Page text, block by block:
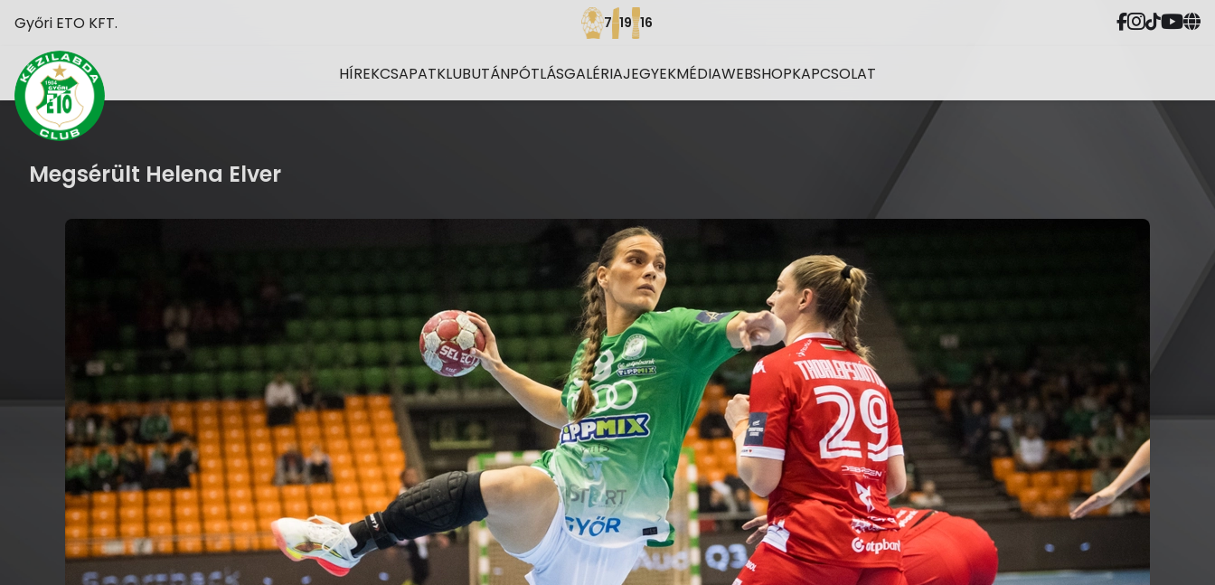
Győri ETO KFT. 7 19 16
HÍREKCSAPATKLUBUTÁNPÓTLÁSGALÉRIAJEGYEKMÉDIAWEBSHOPKAPCSOLAT
Megsérült Helena Elver